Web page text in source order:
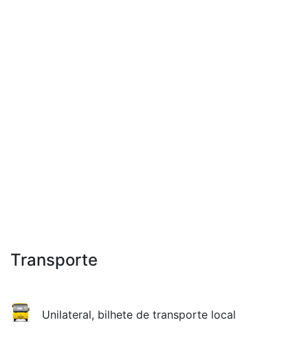
Transporte
Unilateral, bilhete de transporte local